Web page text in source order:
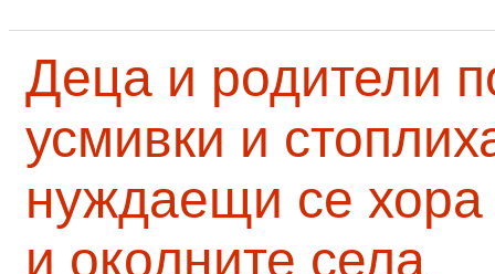
Деца и родители
усмивки и
нуждаещи се
и околните села